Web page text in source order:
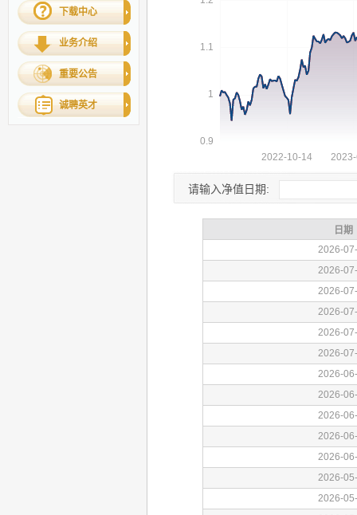
下载中心
业务介绍
重要公告
诚聘英才
请输入净值日期: